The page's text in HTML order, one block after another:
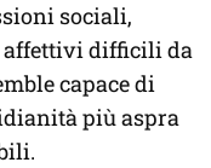
sociali,
affettivi difficili da
capace di
più aspra